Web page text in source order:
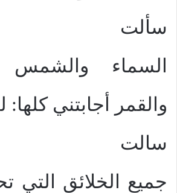
سألت
السماء والشمس
والقمر أجابتني
سالت
جميع الخلائق التي